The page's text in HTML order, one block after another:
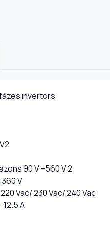
invertors
90 V –560 V 2
V
Vac/ 230 Vac/ 240 Vac
A